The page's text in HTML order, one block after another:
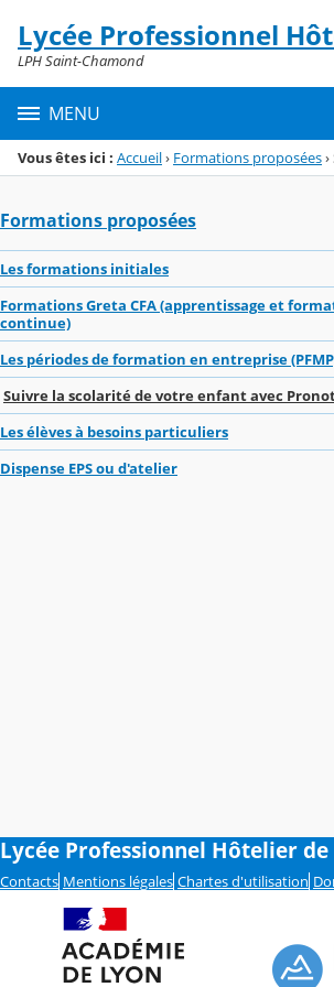
Menu de la rubrique
Contenu
Lycée Professionnel
LPH Saint-Chamond
MENU
Vous êtes ici : Accueil› Formations proposées›
Formations proposées
Les formations initiales
Formations Greta CFA (apprentissage et
continue)
Les périodes de formation en entreprise
Suivre la scolarité de votre enfant avec
Les élèves à besoins particuliers
Dispense EPS ou d'atelier
Lycée Professionnel Hôtelier de
Contacts Mentions légales Chartes d'utilisation